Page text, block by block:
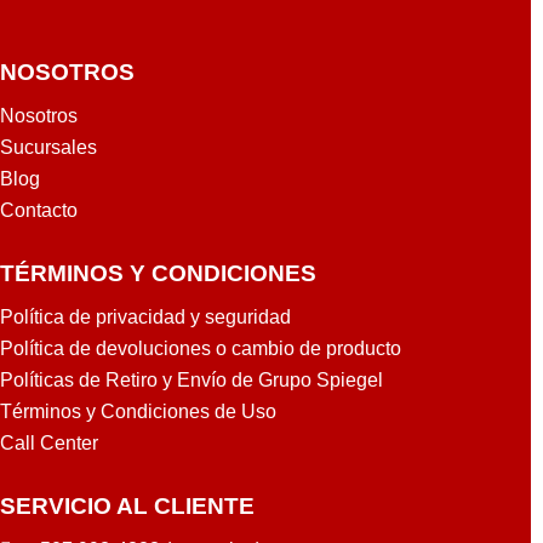
NOSOTROS
Nosotros
Sucursales
Blog
Contacto
TÉRMINOS Y CONDICIONES
Política de privacidad y seguridad
Política de devoluciones o cambio de producto
Políticas de Retiro y Envío de Grupo Spiegel
Términos y Condiciones de Uso
Call Center
SERVICIO AL CLIENTE